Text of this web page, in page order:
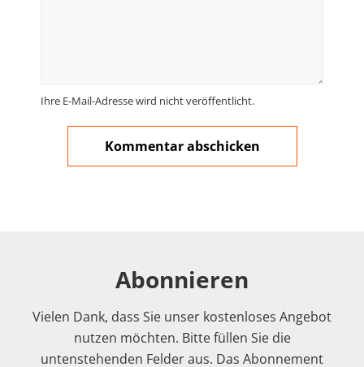
Ihre E-Mail-Adresse wird nicht veröffentlicht.
Abonnieren
Vielen Dank, dass Sie unser kostenloses Angebot
nutzen möchten. Bitte füllen Sie die
untenstehenden Felder aus. Das Abonnement